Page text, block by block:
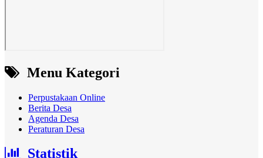
Menu Kategori
Perpustakaan Online
Berita Desa
Agenda Desa
Peraturan Desa
Statistik